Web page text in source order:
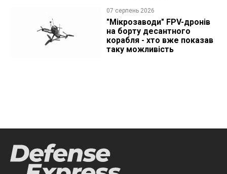
07 серпень 2026
"Мікрозаводи" FPV-дронів
на борту десантного
корабля - хто вже показав
таку можливість